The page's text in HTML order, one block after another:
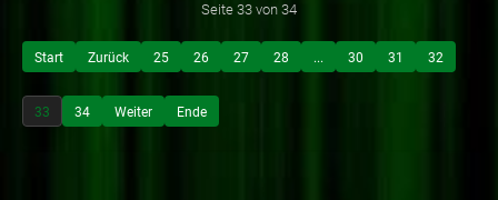
Seite 33 von 34
Start Zurück 25 26 27 28 ... 30 31 32
33 34 Weiter Ende